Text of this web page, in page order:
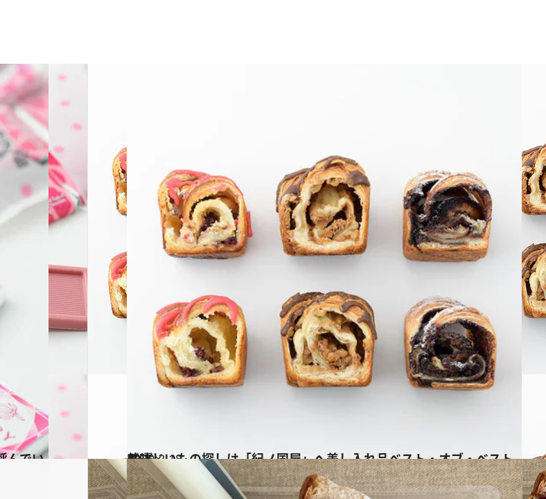
2020.2.18
美味しいもの探しは「紀ノ国屋」へ差し入れ品ベスト・オブ・ベスト10選
グルメ